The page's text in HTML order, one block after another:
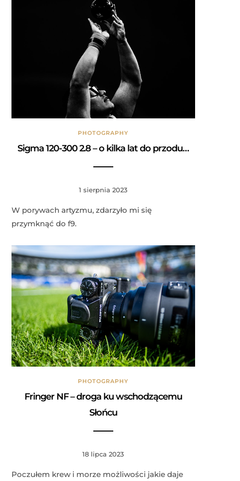
PHOTOGRAPHY
Sigma 120-300 2.8 – o kilka lat do przodu…
1 sierpnia 2023
W porywach artyzmu, zdarzyło mi się
przymknąć do f9.
PHOTOGRAPHY
Fringer NF – droga ku wschodzącemu
Słońcu
18 lipca 2023
Poczułem krew i morze możliwości jakie daje